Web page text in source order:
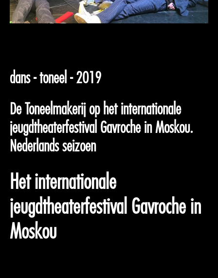
dans - toneel - 2019
De Toneelmakerij op het internationale
jeugdtheaterfestival Gavroche in Moskou.
Nederlands seizoen
Het internationale
jeugdtheaterfestival Gavroche in
Moskou